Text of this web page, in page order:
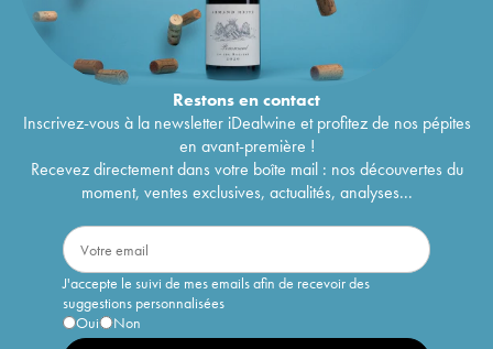
Restons encontact
Inscrivez-vous à la newsletter iDealwine et profitez de nos pépites
en avant-première !
Recevez directement dans votre boîte mail : nos découvertes du
moment, ventes exclusives, actualités, analyses...
J'accepte le suivi de mes emails afin de recevoir des
suggestions personnalisées
Oui
Non